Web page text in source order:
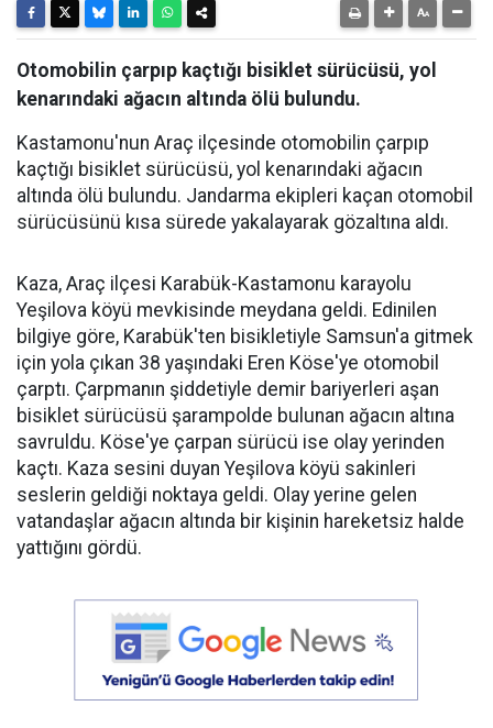
Otomobilin çarpıp kaçtığı bisiklet sürücüsü, yol
kenarındaki ağacın altında ölü bulundu.
Kastamonu'nun Araç ilçesinde otomobilin çarpıp
kaçtığı bisiklet sürücüsü, yol kenarındaki ağacın
altında ölü bulundu. Jandarma ekipleri kaçan otomobil
sürücüsünü kısa sürede yakalayarak gözaltına aldı.
Kaza, Araç ilçesi Karabük-Kastamonu karayolu
Yeşilova köyü mevkisinde meydana geldi. Edinilen
bilgiye göre, Karabük'ten bisikletiyle Samsun'a gitmek
için yola çıkan 38 yaşındaki Eren Köse'ye otomobil
çarptı. Çarpmanın şiddetiyle demir bariyerleri aşan
bisiklet sürücüsü şarampolde bulunan ağacın altına
savruldu. Köse'ye çarpan sürücü ise olay yerinden
kaçtı. Kaza sesini duyan Yeşilova köyü sakinleri
seslerin geldiği noktaya geldi. Olay yerine gelen
vatandaşlar ağacın altında bir kişinin hareketsiz halde
yattığını gördü.